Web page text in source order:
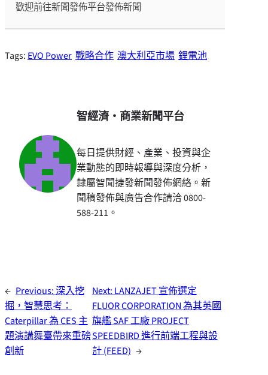
歡迎前往新聞發佈平台發佈新聞
Tags: EVO Power 戰略合作 澳大利亞市場 鋰電池
智經濟・商業新聞平台
每日提供財經、產業、投資與企
業動態的即時報導與深度分析，
隸屬智聞捷發新聞發佈網絡。新
聞稿發佈與廣告合作請洽 0800-
588-211。
← Previous:深入挖
掘，智慧思考：
Caterpillar 為 CES 主
題演講舞臺帶來重磅
創新
Next: LANZAJET 宣佈選定
FLUOR CORPORATION 為其英國
旗艦 SAF 工廠 PROJECT
SPEEDBIRD 進行前端工程與設
計 (FEED) →